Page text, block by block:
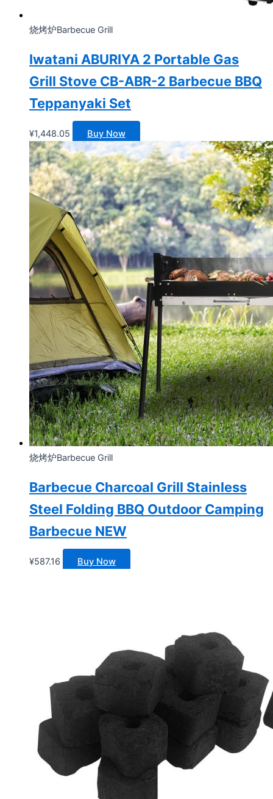
烧烤炉Barbecue Grill
Iwatani ABURIYA 2 Portable Gas
Grill Stove CB-ABR-2 Barbecue BBQ
Teppanyaki Set
¥1,448.05 Buy Now
烧烤炉Barbecue Grill
Barbecue Charcoal Grill Stainless
Steel Folding BBQ Outdoor Camping
Barbecue NEW
¥587.16 Buy Now